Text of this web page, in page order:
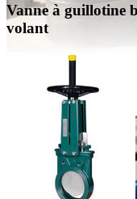
Vanne à guillotine
volant